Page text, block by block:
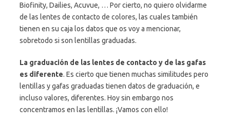
Biofinity, Dailies, Acuvue, … Por cierto, no quiero olvidarme
de las lentes de contacto de colores, las cuales también
tienen en su caja los datos que os voy a mencionar,
sobretodo si son lentillas graduadas.
La graduación de las lentes de contacto y de las gafas
es diferente. Es cierto que tienen muchas similitudes pero
lentillas y gafas graduadas tienen datos de graduación, e
incluso valores, diferentes. Hoy sin embargo nos
concentramos en las lentillas. ¡Vamos con ello!